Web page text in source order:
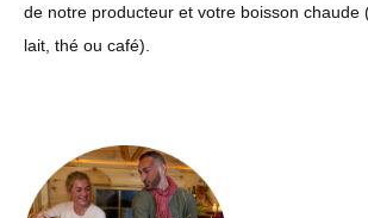
de notre producteur et votre boisson chaude
lait, thé ou café).